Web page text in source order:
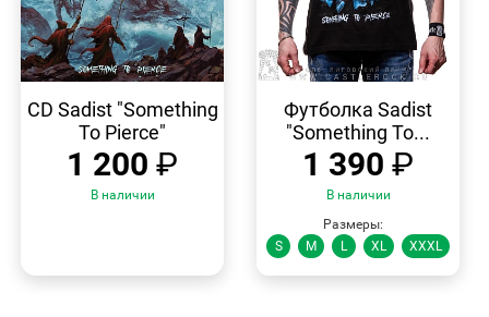
ПРОСМОТР
CD Sadist "Something
To Pierce"
1 200 ₽
В наличии
ПРОСМОТР
Футболка Sadist
"Something To...
1 390 ₽
В наличии
Размеры:
S
M L XL XXXL